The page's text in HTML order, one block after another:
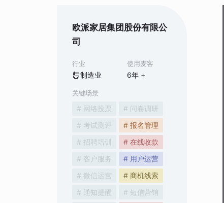
欧派家居集团股份有限公
司
行业
制造业
使用麦客
6年 +
关键场景
# 网络投票
# 问卷调研
# 考试测评
# 报名管理
# 招聘培训
# 在线收款
# 客户服务
# 用户运营
# 微信运营
# 商机线索
# 通知提醒
# 短信营销